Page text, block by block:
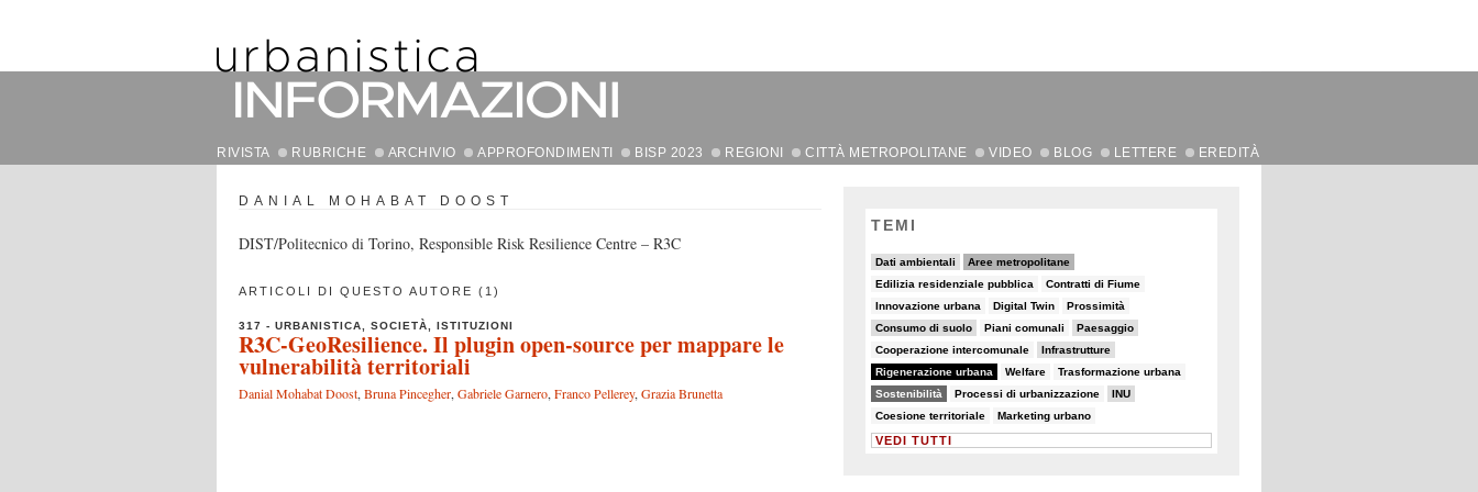
RIVISTA RUBRICHE ARCHIVIO APPROFONDIMENTI BISP 2023 REGIONI CITTÀ METROPOLITANE VIDEO BLOG LETTERE EREDITÀ
DANIAL MOHABAT DOOST
DIST/Politecnico di Torino, Responsible Risk Resilience Centre – R3C
ARTICOLI DI QUESTO AUTORE (1)
317 - URBANISTICA, SOCIETÀ, ISTITUZIONI
R3C-GeoResilience. Il plugin open-source per mappare le
vulnerabilità territoriali
Danial Mohabat Doost, Bruna Pincegher, Gabriele Garnero, Franco Pellerey, Grazia Brunetta
TEMI
Dati ambientali
10/90 Aree metropolitane
37/90
Edilizia residenziale pubblica
7/90 Contratti di Fiume
5/90
Innovazione urbana
5/90 Digital Twin
5/90 Prossimità
8/90
Consumo di suolo
21/90 Piani comunali
7/90 Paesaggio
14/90
Cooperazione intercomunale
7/90 Infrastrutture
15/90
Rigenerazione urbana
90/90 Welfare
5/90 Trasformazione urbana
8/90
Sostenibilità
69/90 Processi di urbanizzazione
8/90 INU
22/90
Coesione territoriale
8/90 Marketing urbano
5/90
VEDI TUTTI